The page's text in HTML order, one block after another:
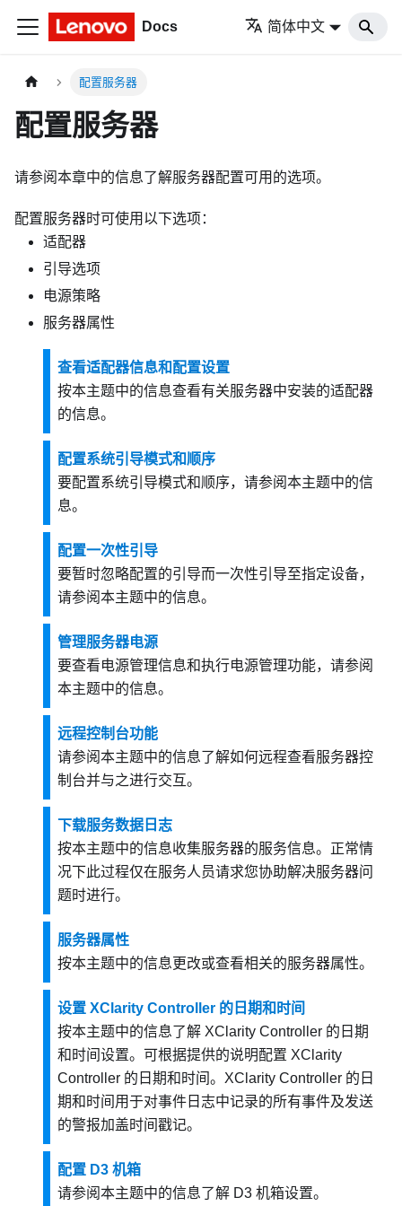
Docs 简体中文
配置服务器
配置服务器
请参阅本章中的信息了解服务器配置可用的选项。
配置服务器时可使用以下选项：
适配器
引导选项
电源策略
服务器属性
查看适配器信息和配置设置
按本主题中的信息查看有关服务器中安装的适配器
的信息。
配置系统引导模式和顺序
要配置系统引导模式和顺序，请参阅本主题中的信
息。
配置一次性引导
要暂时忽略配置的引导而一次性引导至指定设备，
请参阅本主题中的信息。
管理服务器电源
要查看电源管理信息和执行电源管理功能，请参阅
本主题中的信息。
远程控制台功能
请参阅本主题中的信息了解如何远程查看服务器控
制台并与之进行交互。
下载服务数据日志
按本主题中的信息收集服务器的服务信息。正常情
况下此过程仅在服务人员请求您协助解决服务器问
题时进行。
服务器属性
按本主题中的信息更改或查看相关的服务器属性。
设置 XClarity Controller 的日期和时间
按本主题中的信息了解 XClarity Controller 的日期
和时间设置。可根据提供的说明配置 XClarity
Controller 的日期和时间。XClarity Controller 的日
期和时间用于对事件日志中记录的所有事件及发送
的警报加盖时间戳记。
配置 D3 机箱
请参阅本主题中的信息了解 D3 机箱设置。